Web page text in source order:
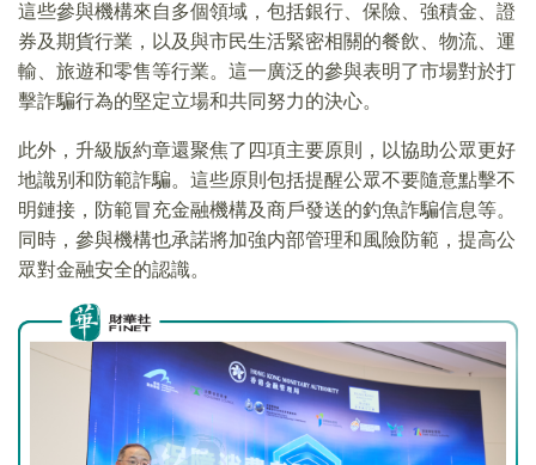
這些參與機構來自多個領域，包括銀行、保險、強積金、證
券及期貨行業，以及與市民生活緊密相關的餐飲、物流、運
輸、旅遊和零售等行業。這一廣泛的參與表明了市場對於打
擊詐騙行為的堅定立場和共同努力的決心。
此外，升級版約章還聚焦了四項主要原則，以協助公眾更好
地識别和防範詐騙。這些原則包括提醒公眾不要隨意點擊不
明鏈接，防範冒充金融機構及商戶發送的釣魚詐騙信息等。
同時，參與機構也承諾將加強内部管理和風險防範，提高公
眾對金融安全的認識。